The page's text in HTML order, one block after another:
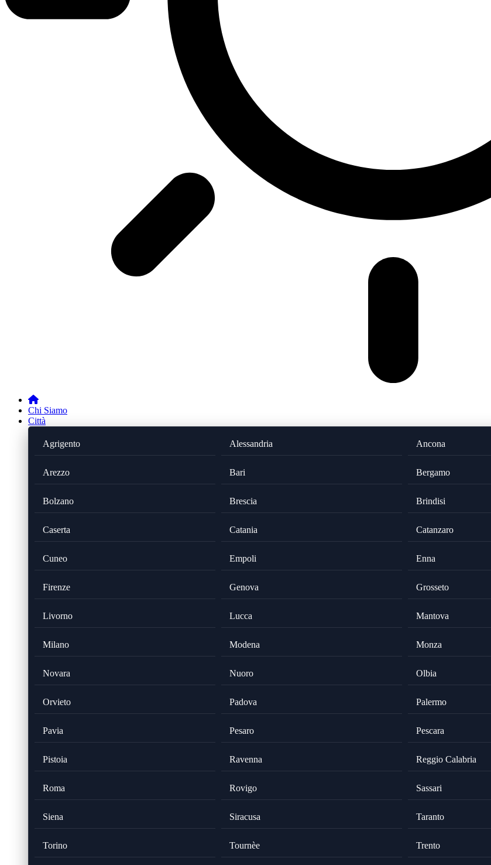
Chi Siamo
Città
Agrigento Alessandria Ancona
Arezzo Bari Bergamo
Bolzano Brescia Brindisi
Caserta Catania Catanzaro
Cuneo Empoli Enna
Firenze Genova Grosseto
Livorno Lucca Mantova
Milano Modena Monza
Novara Nuoro Olbia
Orvieto Padova Palermo
Pavia Pesaro Pescara
Pistoia Ravenna Reggio Calabria
Roma Rovigo Sassari
Siena Siracusa Taranto
Torino Tournèe Trento